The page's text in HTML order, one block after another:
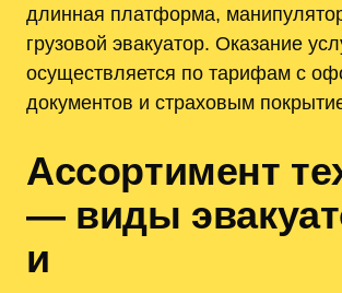
длинная платформа,
грузовой эвакуатор. Оказание
осуществляется по тарифам с
документов и страховым
Ассортимент
— виды
и